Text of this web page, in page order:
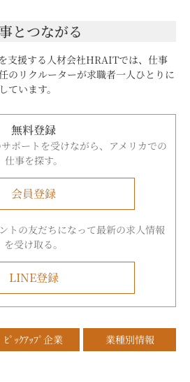
とつながる
支援する人材会社HRAITでは、仕事
のリクルーターが求職者一人ひとりに
ています。
無料登録
ポートを受けながら、アメリカでの
仕事を探す。
会員登録
トの友だちになって最新の求人情報
を受け取る。
LINE登録
ﾋﾟｯｸｱｯﾌﾟ企業 業種別情報